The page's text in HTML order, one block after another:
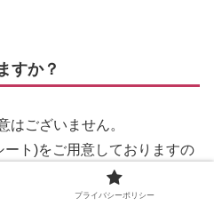
すか？
はございません。
ート)をご用意しておりますの
コラボ店舗には、シャワ
プライバシーポリシー